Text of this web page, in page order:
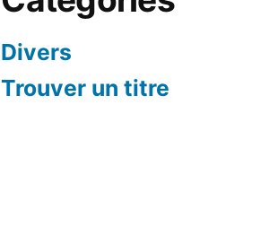
Divers
Trouver un titre